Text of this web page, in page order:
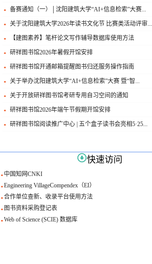
备赛通知（一）│沈阳建筑大学“AI+信息检索”大赛...
关于沈阳建筑大学2026年读书文化节 比赛类活动评审...
【建图素养】笔杆论文写作辅导数据库使用方法
研祥图书馆2026年暑假开馆安排
研祥图书馆开通邮箱提醒图书归还服务操作指南
关于举办沈阳建筑大学“AI+信息检索”大赛 暨“智...
关于开放研祥图书馆考研专用自习空间的通知
研祥图书馆2026年端午节假期开馆安排
研祥图书馆阅读推广中心 | 五个盒子读书会亮相5·25...
快速访问
中国知网CNKI
Engineering VillageCompendex（EI）
合作单位查新、收录平台使用方法
图书资料采购登记表
Web of Science (SCIE) 数据库